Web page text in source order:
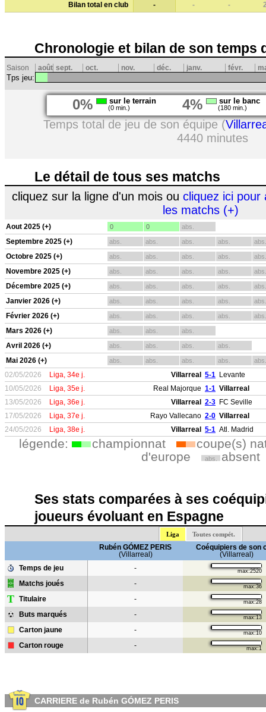
Bilan total en club
- - -
Chronologie et bilan de son temps
Saison août sept. oct. nov. déc. janv. févr.
Tps jeu:
0% sur le terrain
(0 min.) 4% sur le banc
(180 min.)
Temps total de jeu de son équipe (
4440 minutes
Le détail de tous ses matchs
cliquez sur la ligne d'un mois ou cliquez ici pour
les matchs (+)
Aout 2025 (+) 0 0 abs.
Septembre 2025 (+) abs. abs. abs. abs. abs.
Octobre 2025 (+) abs. abs. abs. abs. abs.
Novembre 2025 (+) abs. abs. abs. abs. abs.
Décembre 2025 (+) abs. abs. abs. abs. abs.
Janvier 2026 (+) abs. abs. abs. abs. abs.
Février 2026 (+) abs. abs. abs. abs. abs.
Mars 2026 (+) abs. abs. abs.
Avril 2026 (+) abs. abs. abs. abs.
Mai 2026 (+) abs. abs. abs. abs. abs.
02/05/2026 Liga, 34e j. Villarreal 5-1 Levante
10/05/2026
Liga, 35e j. Real Majorque 1-1 Villarreal
13/05/2026
Liga, 36e j. Villarreal 2-3 FC Seville
17/05/2026
Liga, 37e j. Rayo Vallecano 2-0 Villarreal
24/05/2026
Liga, 38e j. Villarreal 5-1 Atl. Madrid
légende: championnat
coupe(s)
d'europe
abs. absent
Ses stats comparées à ses
joueurs évoluant en Espagne
Liga Toutes compét.
Rubén GÓMEZ PERIS
(Villarreal)
Coéquipiers de son
(Villarreal)
Temps de jeu
- max:2520
Matchs joués - max:36
T Titulaire - max:28
Buts marqués - max:13
Carton jaune - max:10
Carton rouge - max:1
CARRIERE de Rubén GÓMEZ PERIS